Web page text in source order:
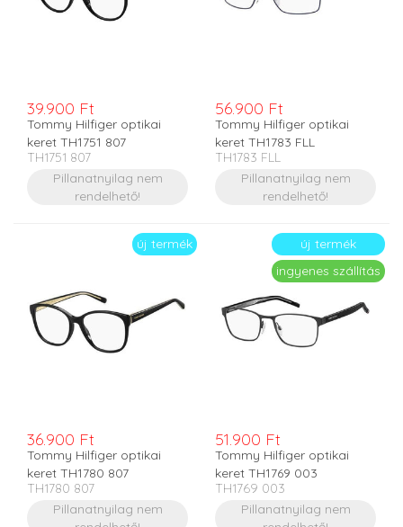
39.900 Ft
Tommy Hilfiger optikai
keret TH1751 807
TH1751 807
Pillanatnyilag nem
rendelhető!
56.900 Ft
Tommy Hilfiger optikai
keret TH1783 FLL
TH1783 FLL
Pillanatnyilag nem
rendelhető!
új termék
36.900 Ft
Tommy Hilfiger optikai
keret TH1780 807
TH1780 807
Pillanatnyilag nem
új termék
ingyenes szállítás
51.900 Ft
Tommy Hilfiger optikai
keret TH1769 003
TH1769 003
Pillanatnyilag nem